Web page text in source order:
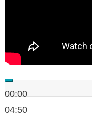
00:00
04:50